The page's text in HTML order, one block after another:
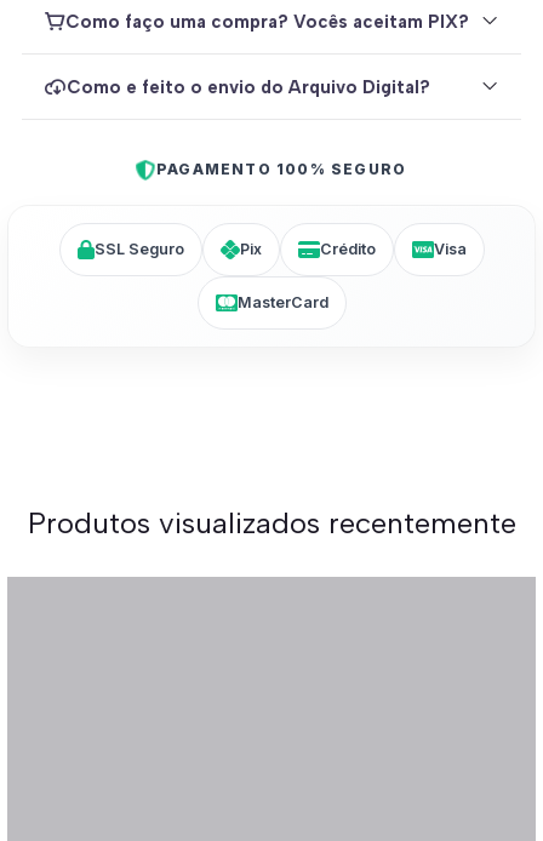
Como faço uma compra? Vocês aceitam PIX?
Como e feito o envio do Arquivo Digital?
PAGAMENTO 100% SEGURO
SSL Seguro Pix Crédito Visa
MasterCard
Produtos visualizados recentemente